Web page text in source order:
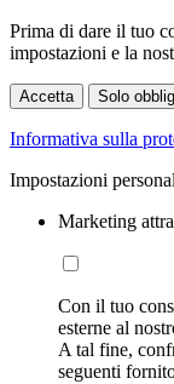
Prima di dare il tuo
impostazioni e la
Accetta Solo
Informativa sulla
Impostazioni
Marketing
Con il tuo
esterne al
A tal fine,
seguenti